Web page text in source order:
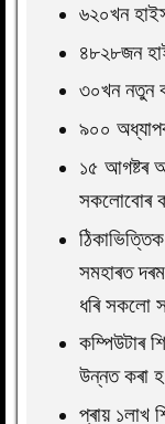
৬২০খন
৪৮২৮জন
৩০খন নতুন
৯০০
১৫ আগষ্টৰ
সকলোবোৰ
সমহাৰত
ধৰি সকলো
কম্পিউটাৰ
উন্নত কৰা
প্ৰায় ১লাখ